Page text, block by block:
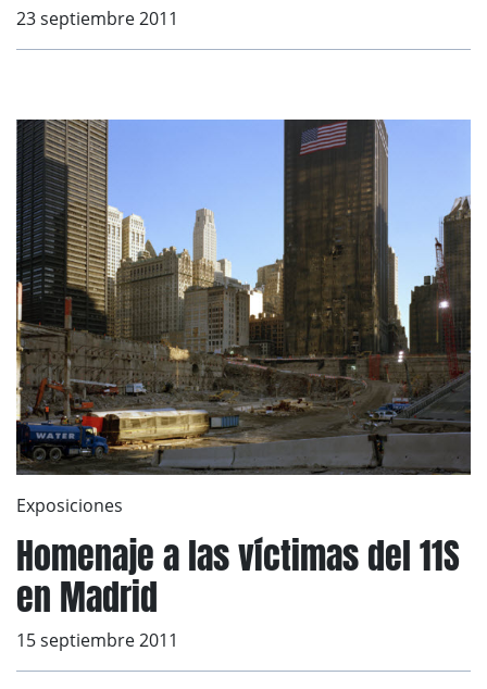
23 septiembre 2011
Exposiciones
Homenaje a las víctimas del 11S
en Madrid
15 septiembre 2011